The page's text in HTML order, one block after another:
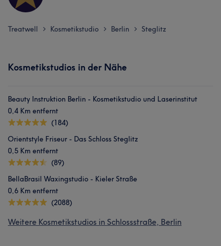
Treatwell > Kosmetikstudio > Berlin > Steglitz
Kosmetikstudios in der Nähe
Beauty Instruktion Berlin - Kosmetikstudio und Laserinstitut
0,4 Km entfernt
(184)
Orientstyle Friseur - Das Schloss Steglitz
0,5 Km entfernt
(89)
BellaBrasil Waxingstudio - Kieler Straße
0,6 Km entfernt
(2088)
Weitere Kosmetikstudios in Schlossstraße, Berlin